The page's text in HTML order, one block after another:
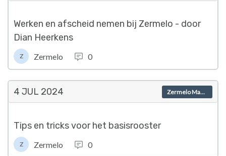
Werken en afscheid nemen bij Zermelo - door
Dian Heerkens
Z Zermelo 0
4 JUL 2024
Tips en tricks voor het basisrooster
Z Zermelo 0
Zermelo Magazine